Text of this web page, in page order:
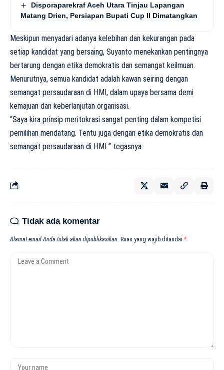
Disporaparekraf Aceh Utara Tinjau Lapangan
Matang Drien, Persiapan Bupati Cup II Dimatangkan
Meskipun menyadari adanya kelebihan dan kekurangan pada
setiap kandidat yang bersaing, Suyanto menekankan pentingnya
bertarung dengan etika demokratis dan semangat keilmuan.
Menurutnya, semua kandidat adalah kawan seiring dengan
semangat persaudaraan di HMI, dalam upaya bersama demi
kemajuan dan keberlanjutan organisasi.
“Saya kira prinsip meritokrasi sangat penting dalam kompetisi
pemilihan mendatang. Tentu juga dengan etika demokratis dan
semangat persaudaraan di HMI ” tegasnya.
Tidak ada komentar
Alamat email Anda tidak akan dipublikasikan. Ruas yang wajib ditandai *